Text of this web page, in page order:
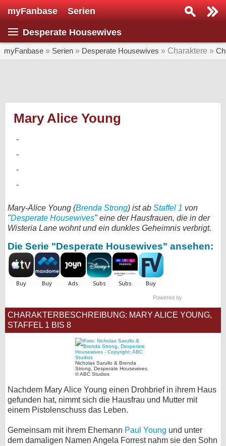
myFanbase Serien
Desperate Housewives
myFanbase » Serien » Desperate Housewives » Charaktere »
Mary Alice Young
Mary-Alice Young (Brenda Strong) ist ab Staffel 1 von
"Desperate Housewives" eine der Hausfrauen, die in der
Wisteria Lane wohnt und ein dunkles Geheimnis verbrigt.
Die Serie "Desperate Housewives" ansehen:
Powered by
CHARAKTERBESCHREIBUNG: MARY ALICE YOUNG,
STAFFEL 1 BIS 8
Nicholas Sarullo & Brenda
Strong, Desperate Housewives
© ABC Studios
Nachdem Mary Alice Young einen Drohbrief in ihrem Haus
gefunden hat, nimmt sich die Hausfrau und Mutter mit
einem Pistolenschuss das Leben.
Gemeinsam mit ihrem Ehemann Paul Young und unter
dem damaligen Namen Angela Forrest nahm sie den Sohn
Serie suchen...
Home
SERIEN
Forum
bei Facebook
Nutzungsbedingungen
Datenschutz
Cookie-Einstellungen
Desktop-Ansicht
myFanbase